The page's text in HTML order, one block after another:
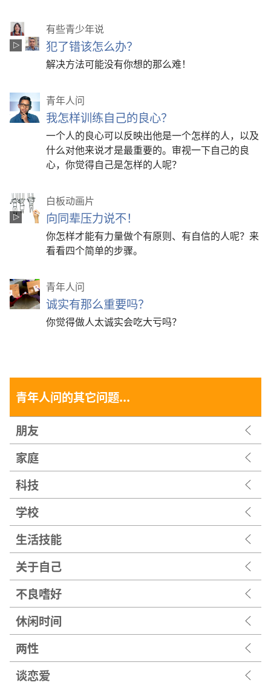
有些青少年说
犯了错该怎么办？
解决方法可能没有你想的那么难！
青年人问
我怎样训练自己的良心？
一个人的良心可以反映出他是一个怎样的人，以及
什么对他来说才是最重要的。审视一下自己的良
心，你觉得自己是怎样的人呢？
白板动画片
向同辈压力说不！
你怎样才能有力量做个有原则、有自信的人呢？来
看看四个简单的步骤。
青年人问
诚实有那么重要吗？
你觉得做人太诚实会吃大亏吗？
青年人问的其它问题...
朋友
家庭
科技
学校
生活技能
关于自己
不良嗜好
休闲时间
两性
谈恋爱